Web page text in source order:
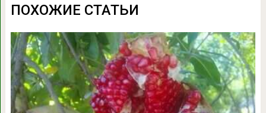
ПОХОЖИЕ СТАТЬИ